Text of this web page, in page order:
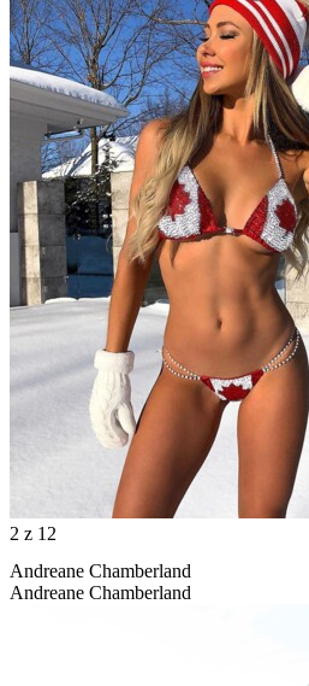
2 z 12
Andreane Chamberland
Andreane Chamberland